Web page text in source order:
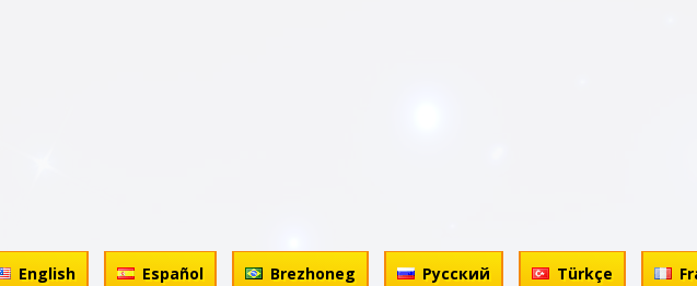
English Español Brezhoneg Русский Türkçe